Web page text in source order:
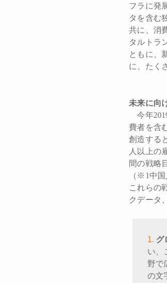
フラに発
タを含む
共に、消
タルトラ
ともに、
に、たく
未来に向
今年
費者を含
創造する
人以上の
間の戦略
（※1中国
これらの
クデータ
グ
い、
野で
の文